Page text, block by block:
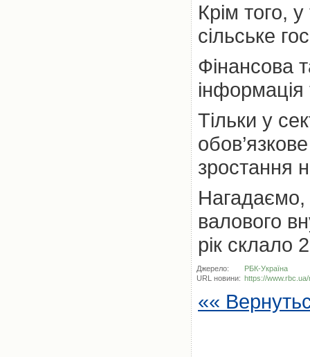
Крім того,
сільське
Фінансова
інформація
Тільки у
зростання
Нагадаємо,
валового
рік склало
Джерело:
РБК-Україна
URL новини: https://
««